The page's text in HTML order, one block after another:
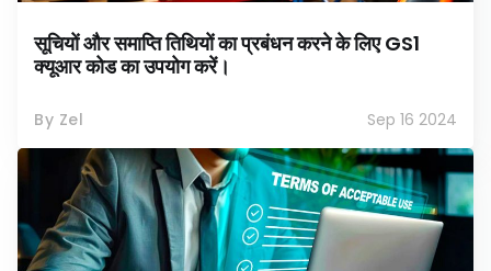
सूचियों और समाप्ति तिथियों का प्रबंधन करने के लिए GS1
क्यूआर कोड का उपयोग करें।
By Zel Sep 16 2024